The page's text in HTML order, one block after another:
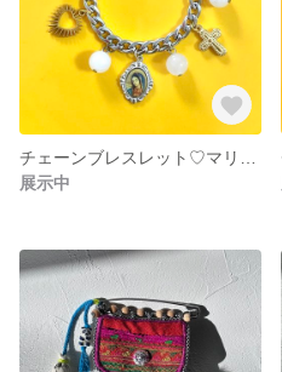
展示中